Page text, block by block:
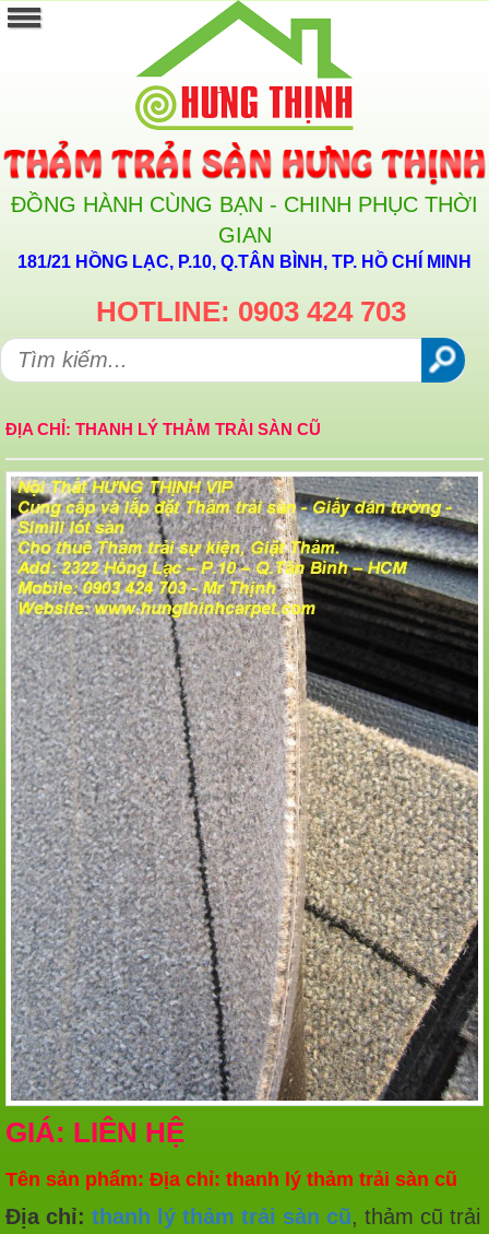
ĐỒNG HÀNH CÙNG BẠN - CHINH PHỤC THỜI
GIAN
181/21 HỒNG LẠC, P.10, Q.TÂN BÌNH, TP. HỒ CHÍ MINH
HOTLINE: 0903 424 703
ĐỊA CHỈ: THANH LÝ THẢM TRẢI SÀN CŨ
GIÁ: LIÊN HỆ
Tên sản phẩm: Địa chỉ: thanh lý thảm trải sàn cũ
Địa chỉ: thanh lý thảm trải sàn cũ, thảm cũ trải